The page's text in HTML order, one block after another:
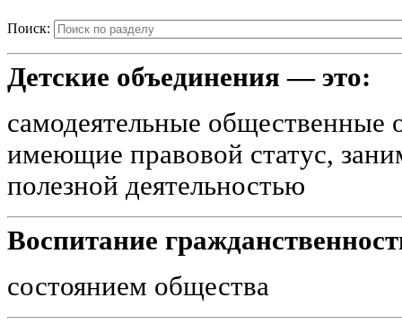
Поиск:
Детские объединения — это:
самодеятельные общественные
имеющие правовой статус,
полезной деятельностью
Воспитание
состоянием общества